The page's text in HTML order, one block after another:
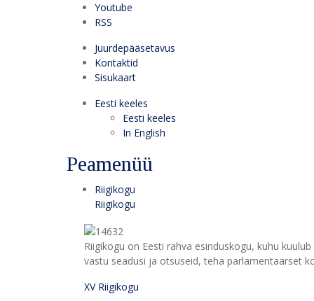
Youtube
RSS
Juurdepääsetavus
Kontaktid
Sisukaart
Eesti keeles
Eesti keeles
In English
Peamenüü
Riigikogu
Riigikogu
Riigikogu on Eesti rahva esinduskogu, kuhu
vastu seadusi ja otsuseid, teha parlamentaarset
XV Riigikogu